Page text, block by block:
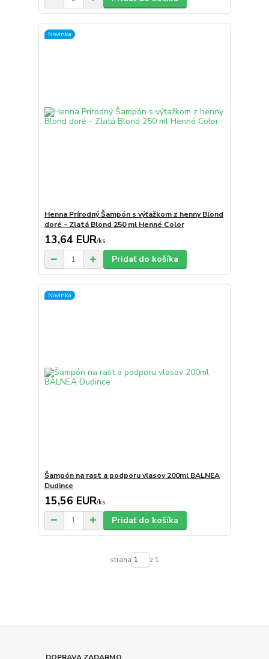
Novinka
Henna Prírodný Šampón s výťažkom z henny Blond
doré - Zlatá Blond 250 ml Henné Color
13,64 EUR/ks
Pridať do košíka
Novinka
Šampón na rast a podporu vlasov 200ml BALNEA
Dudince
15,56 EUR/ks
Pridať do košíka
strana z 1